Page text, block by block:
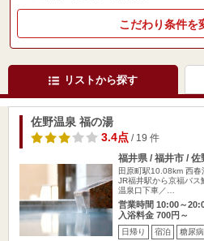
こだわり条件を
リストから探す
佐野温泉 福の湯
3.4点/ 19 件
福井県 / 福井市 / 佐
田原町駅10.08km 西春
JR福井駅から京福バ
温泉口下車／…
営業時間 10:00～
入浴料金 700円～
日帰り 宿泊 糖尿病